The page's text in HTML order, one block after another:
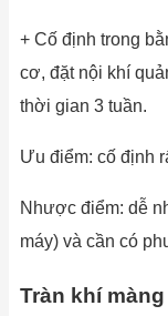
+ Cố định trong
cơ, đặt nội khí
thời gian 3 tuần.
Ưu điểm: cố định
Nhược điểm: dễ
máy) và cần có
Tràn khí